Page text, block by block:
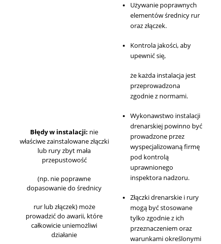
Błędy w instalacji: nie
właściwe zainstalowane złączki
lub rury zbyt mała
przepustowość
(np. nie poprawne
dopasowanie do średnicy
rur lub złączek) może
prowadzić do awarii, które
całkowicie uniemożliwi
działanie
Używanie poprawnych
elementów średnicy rur
oraz złączek.
Kontrola jakości, aby
upewnić się,
że każda instalacja jest
przeprowadzona
zgodnie z normami.
Wykonawstwo instalacji
drenarskiej powinno być
prowadzone przez
wyspecjalizowaną firmę
pod kontrolą
uprawnionego
inspektora nadzoru.
Złączki drenarskie i rury
mogą być stosowane
tylko zgodnie z ich
przeznaczeniem oraz
warunkami określonymi